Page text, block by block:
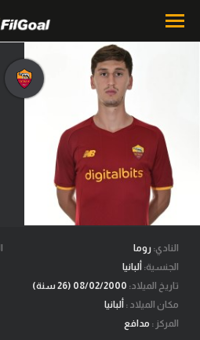
محتوى إخباري
الرئيسية
أخبار
مباريات
ميركاتو
فانتازي في الجول
مسابقة التوقعات
فيديوهات
النادي: روما
الجنسية: ألبانيا
تاريخ الميلاد:
مكان الميلاد : ألبانيا
المركز : مدافع